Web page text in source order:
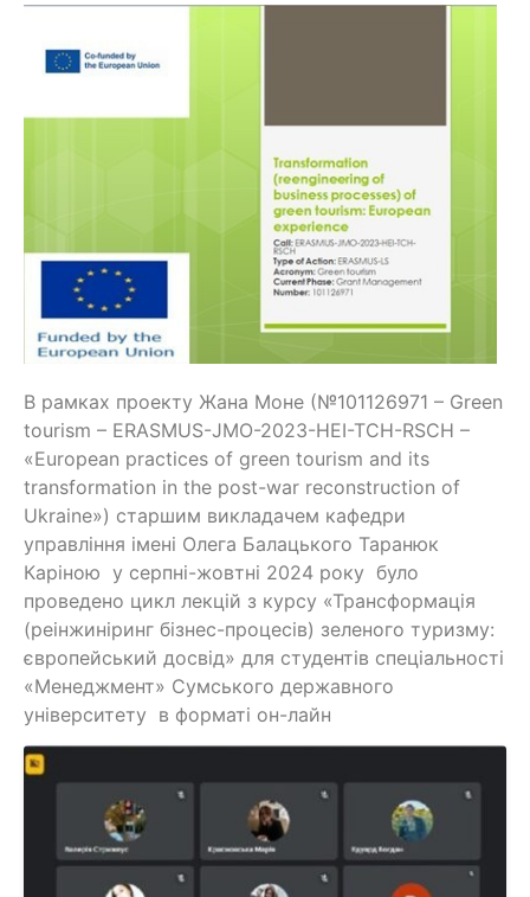
В рамках проекту Жана Моне (№101126971 – Green
tourism – ERASMUS-JMO-2023-HEI-TCH-RSCH –
«European practices of green tourism and its
transformation in the post-war reconstruction of
Ukraine») старшим викладачем кафедри
управління імені Олега Балацького Таранюк
Каріною у серпні-жовтні 2024 року було
проведено цикл лекцій з курсу «Трансформація
(реінжиніринг бізнес-процесів) зеленого туризму:
європейський досвід» для студентів спеціальності
«Менеджмент» Сумського державного
університету в форматі он-лайн